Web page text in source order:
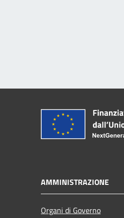
AMMINISTRAZIONE
Organi di Governo